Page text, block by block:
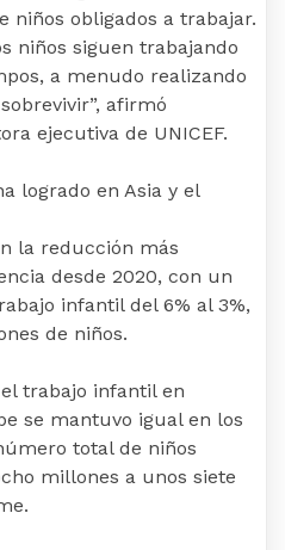
niños obligados a trabajar.
niños siguen trabajando
a menudo realizando
afirmó
ejecutiva de UNICEF.
logrado en Asia y el
la reducción más
desde 2020, con un
infantil del 6% al 3%,
de niños.
trabajo infantil en
se mantuvo igual en los
total de niños
millones a unos siete